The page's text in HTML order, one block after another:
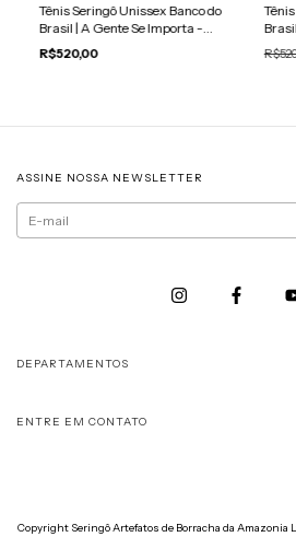
Tênis Seringô Unissex Banco do
Brasil | A Gente Se Importa -
Branco
R$520,00
Azul
ASSINE NOSSA NEWSLETTER
DEPARTAMENTOS
ENTRE EM CONTATO
Copyright Seringô Artefatos de Borracha da Amazonia